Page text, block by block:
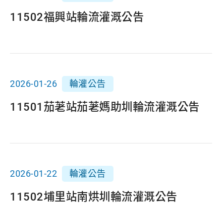
11502福興站輪流灌溉公告
2026-01-26 輪灌公告
11501茄荖站茄荖媽助圳輪流灌溉公告
2026-01-22 輪灌公告
11502埔里站南烘圳輪流灌溉公告